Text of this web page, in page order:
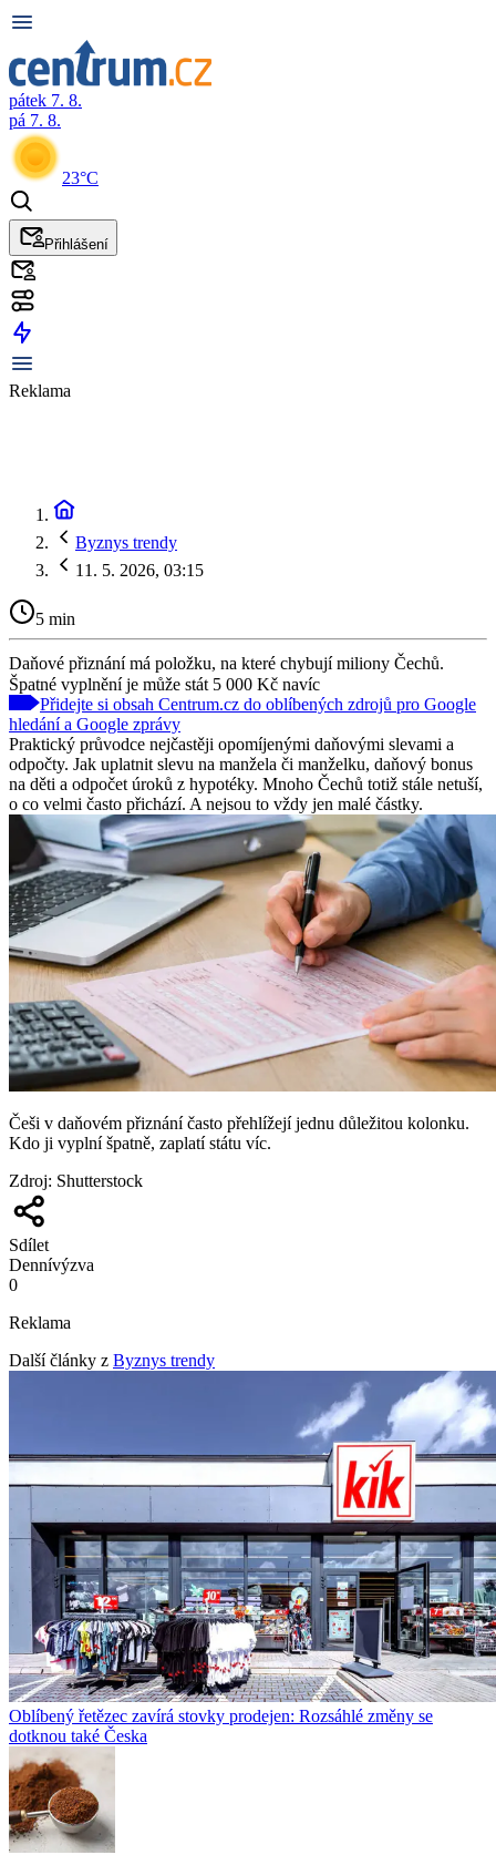
pátek 7. 8.
pá 7. 8.
23°C
Přihlášení
Reklama
Byznys trendy
11. 5. 2026, 03:15
5 min
Daňové přiznání má položku, na které chybují miliony Čechů.
Špatné vyplnění je může stát 5 000 Kč navíc
Přidejte si obsah Centrum.cz do oblíbených zdrojů pro Google
hledání a Google zprávy
Praktický průvodce nejčastěji opomíjenými daňovými slevami a
odpočty. Jak uplatnit slevu na manžela či manželku, daňový bonus
na děti a odpočet úroků z hypotéky. Mnoho Čechů totiž stále netuší,
o co velmi často přichází. A nejsou to vždy jen malé částky.
Češi v daňovém přiznání často přehlížejí jednu důležitou kolonku.
Kdo ji vyplní špatně, zaplatí státu víc.
Zdroj: Shutterstock
Sdílet
Dennívýzva
0
Reklama
Další články z Byznys trendy
Oblíbený řetězec zavírá stovky prodejen: Rozsáhlé změny se
dotknou také Česka